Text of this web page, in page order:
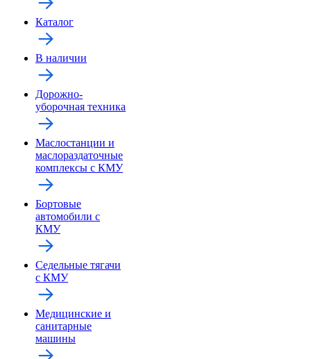
Каталог
В наличии
Дорожно-
уборочная техника
Маслостанции и
маслораздаточные
комплексы с КМУ
Бортовые
автомобили с
КМУ
Седельные тягачи
с КМУ
Медицинские и
санитарные
машины